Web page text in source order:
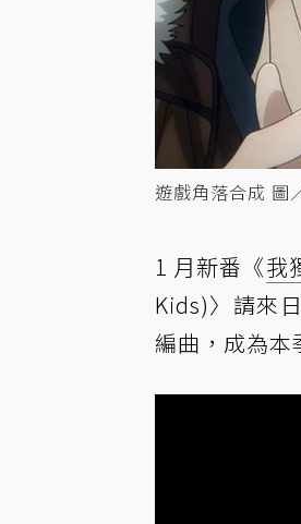
遊戲角落合成 圖
1 月新番《我
Kids)〉請來
編曲，成為本